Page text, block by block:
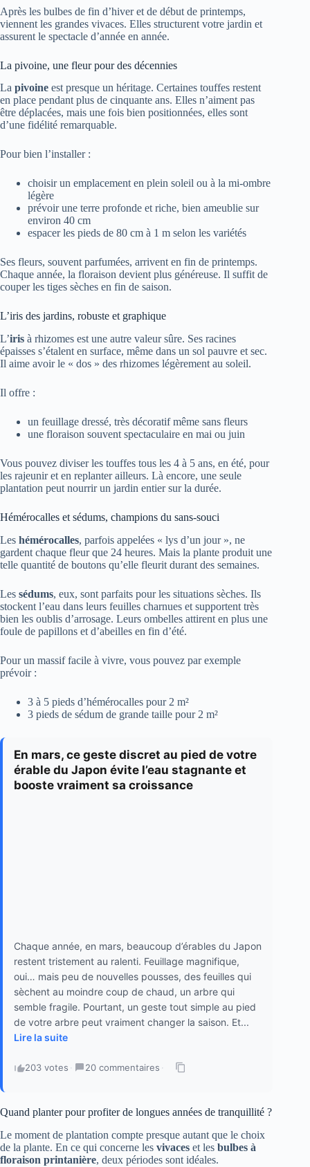
Après les bulbes de fin d’hiver et de début de printemps,
viennent les grandes vivaces. Elles structurent votre jardin et
assurent le spectacle d’année en année.
La pivoine, une fleur pour des décennies
La pivoine est presque un héritage. Certaines touffes restent
en place pendant plus de cinquante ans. Elles n’aiment pas
être déplacées, mais une fois bien positionnées, elles sont
d’une fidélité remarquable.
Pour bien l’installer :
choisir un emplacement en plein soleil ou à la mi-ombre
légère
prévoir une terre profonde et riche, bien ameublie sur
environ 40 cm
espacer les pieds de 80 cm à 1 m selon les variétés
Ses fleurs, souvent parfumées, arrivent en fin de printemps.
Chaque année, la floraison devient plus généreuse. Il suffit de
couper les tiges sèches en fin de saison.
L’iris des jardins, robuste et graphique
L’iris à rhizomes est une autre valeur sûre. Ses racines
épaisses s’étalent en surface, même dans un sol pauvre et sec.
Il aime avoir le « dos » des rhizomes légèrement au soleil.
Il offre :
un feuillage dressé, très décoratif même sans fleurs
une floraison souvent spectaculaire en mai ou juin
Vous pouvez diviser les touffes tous les 4 à 5 ans, en été, pour
les rajeunir et en replanter ailleurs. Là encore, une seule
plantation peut nourrir un jardin entier sur la durée.
Hémérocalles et sédums, champions du sans-souci
Les hémérocalles, parfois appelées « lys d’un jour », ne
gardent chaque fleur que 24 heures. Mais la plante produit une
telle quantité de boutons qu’elle fleurit durant des semaines.
Les sédums, eux, sont parfaits pour les situations sèches. Ils
stockent l’eau dans leurs feuilles charnues et supportent très
bien les oublis d’arrosage. Leurs ombelles attirent en plus une
foule de papillons et d’abeilles en fin d’été.
Pour un massif facile à vivre, vous pouvez par exemple
prévoir :
3 à 5 pieds d’hémérocalles pour 2 m²
3 pieds de sédum de grande taille pour 2 m²
En mars, ce geste discret au pied de votre
érable du Japon évite l’eau stagnante et
booste vraiment sa croissance
Chaque année, en mars, beaucoup d’érables du Japon
restent tristement au ralenti. Feuillage magnifique,
oui… mais peu de nouvelles pousses, des feuilles qui
sèchent au moindre coup de chaud, un arbre qui
semble fragile. Pourtant, un geste tout simple au pied
de votre arbre peut vraiment changer la saison. Et...
Lire la suite
203 votes · 20 commentaires ·
Quand planter pour profiter de longues années de tranquillité ?
Le moment de plantation compte presque autant que le choix
de la plante. En ce qui concerne les vivaces et les bulbes à
floraison printanière, deux périodes sont idéales.